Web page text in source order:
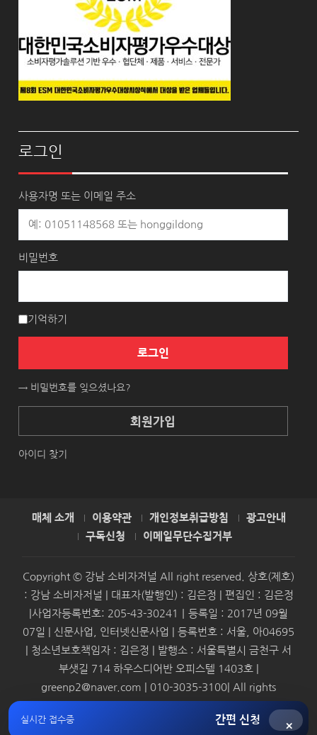
로그인
사용자명 또는 이메일 주소
비밀번호
기억하기
로그인
→ 비밀번호를 잊으셨나요?
회원가입
아이디 찾기
매체 소개 이용약관 개인정보취급방침
광고안내
구독신청
이메일무단수집거부
Copyright © 강남 소비자저널 All right reserved. 상호(제호)
: 강남 소비자저널 | 대표자(발행인) : 김은정 | 편집인 : 김은정
|사업자등록번호: 205-43-30241｜등록일 : 2017년 09월
07일 | 신문사업, 인터넷신문사업 | 등록번호 : 서울, 아04695
| 청소년보호책임자 : 김은정 | 발행소 : 서울특별시 금천구 서
부샛길 714 하우스디어반 오피스텔 1403호 |
greenp2@naver.com | 010-3035-3100| All rights
Syndication by SMBAforum & Presscoop
실시간 접수중 간편 신청
×